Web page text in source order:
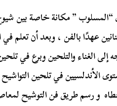
“المسلوب ” مكانة خاصة بين
عهدًا بالفن ، وبعد أن تعلم
إلى الغناء والتلحين وبرع في
الأندلسيين في تلحين
و رسم طريق فن التوشيح